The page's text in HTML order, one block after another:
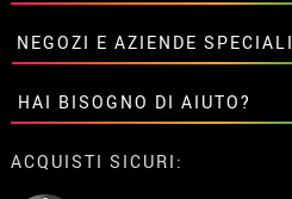
• Condizioni di vendita
• Avviso legale privacy
• Attenzione al cliente
• Utilizzo dei cookies
•Impostazioni dei cookie
Sconti speciali per gruppi.
Contattaci qui
NEGOZI E AZIENDE SPECIALI
Sconti speciali per gruppi.
Contattaci qui
HAI BISOGNO DI AIUTO?
Non ho ancora fatto l'ordine
ACQUISTI SICURI: